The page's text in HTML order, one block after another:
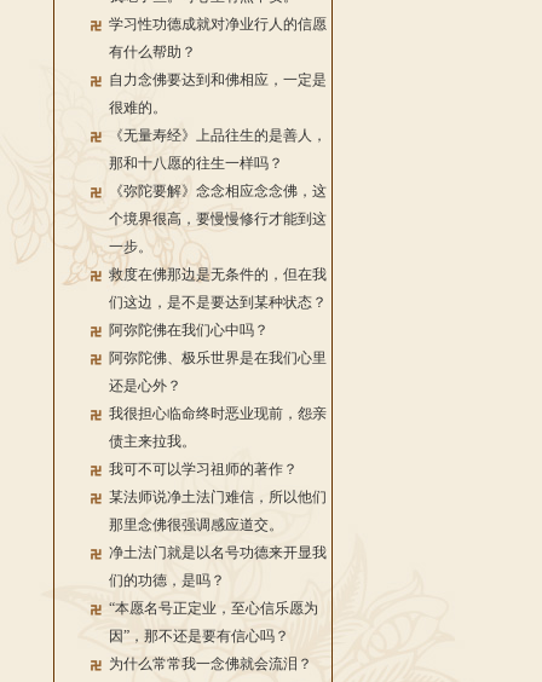
学习性功德成就对净业行人的信愿
有什么帮助？
自力念佛要达到和佛相应，一定是
很难的。
《无量寿经》上品往生的是善人，
那和十八愿的往生一样吗？
《弥陀要解》念念相应念念佛，这
个境界很高，要慢慢修行才能到这
一步。
救度在佛那边是无条件的，但在我
们这边，是不是要达到某种状态？
阿弥陀佛在我们心中吗？
阿弥陀佛、极乐世界是在我们心里
还是心外？
我很担心临命终时恶业现前，怨亲
债主来拉我。
我可不可以学习祖师的著作？
某法师说净土法门难信，所以他们
那里念佛很强调感应道交。
净土法门就是以名号功德来开显我
们的功德，是吗？
“本愿名号正定业，至心信乐愿为
因”，那不还是要有信心吗？
为什么常常我一念佛就会流泪？